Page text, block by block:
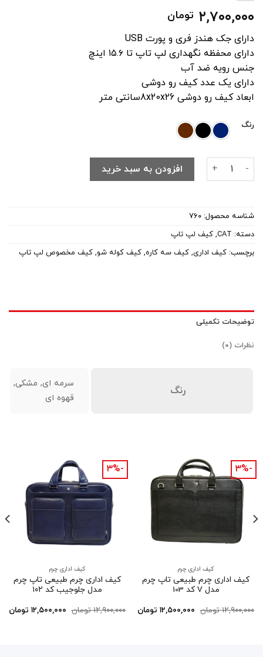
۲,۷۰۰,۰۰۰ تومان
دارای جک هندز فری و پورت USB
دارای محفظه نگهداری لپ تاپ تا ۱۵.۶ اینچ
جنس رویه ضد آب
دارای یک عدد کیف رو دوشی
ابعاد کیف رو دوشی 8x20x26سانتی متر
رنگ
کیف لپ تاپ مدل CAT 760 مناسب برای لپ تاپ به همراه کیف رودوشی عدد افزودن به سبد خرید
شناسه محصول: ۷۶۰
دسته: CAT
, کیف لپ تاپ
برچسب: کیف اداری, کیف سه کاره, کیف کوله شو, کیف مخصوص لپ تاپ
توضیحات تکمیلی
نظرات (۰)
رنگ
سرمه ای, مشکی,
قهوه ای
-۳%
کیف اداری چرم
کیف اداری چرم طبیعی تاپ چرم
مدل V کد 103
۱۲,۹۰۰,۰۰۰ تومان ۱۲,۵۰۰,۰۰۰ تومان
-۳%
کیف اداری چرم
کیف اداری چرم طبیعی تاپ چرم
مدل جلوجیب کد ۱۰۲
۱۲,۹۰۰,۰۰۰ تومان ۱۲,۵۰۰,۰۰۰ تومان